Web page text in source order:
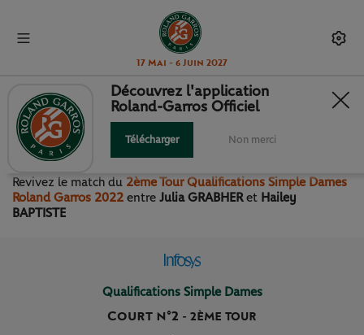
17 Mai - 6 Juin 2027
2ÈME TOUR QUALIFICATIONS
SIMPLE DAMES
Revivez le match du 2ème Tour Qualifications Simple Dames
Roland Garros 2022 entre Julia GRABHER et Hailey
BAPTISTE
Qualifications Simple Dames
Court n°2 - 2ÈME TOUR
Découvrez l'application
Roland-Garros Officiel
Télécharger Non merci